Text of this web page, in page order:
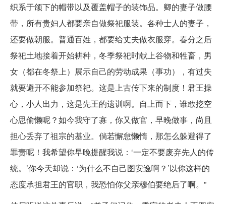
织系于颌下的帽带以及覆盖帽子的装饰品。卿的妻子做腰
带，所有贵妇人都要亲自做祭祀服装。各种士人的妻子，
还要做朝服。普通百姓，都要给丈夫做衣服穿。春分之后
祭祀土地接着开始耕种，冬季祭祀时献上谷物和牲畜，男
女（都在冬祭上）展示自己的劳动成果（事功），有过失
就要避开不能参加祭祀。这是上古传下来的制度！君王操
心，小人出力，这是先王的遗训啊。自上而下，谁敢挖空
心思偷懒呢？如今我守了寡，你又做官，早晚做事，尚且
担心丢弃了祖宗的基业。倘若懈怠懒惰，那怎么躲避得了
罪责呢！我希望你早晚提醒我说：‘一定不要废弃先人的传
统。’你今天却说：‘为什么不自己图安逸啊？’以你这样的
态度承担君王的官职，我恐怕你父亲穆伯要绝后了啊。”